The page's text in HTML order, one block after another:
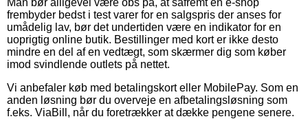
frembyder bedst i test varer for en salgspris der anses for
umådelig lav, bør det undertiden være en indikator for en
uoprigtig online butik. Bestillinger med kort er ikke desto
mindre en del af en vedtægt, som skærmer dig som køber
imod svindlende outlets på nettet.
Vi anbefaler køb med betalingskort eller MobilePay. Som en
anden løsning bør du overveje en afbetalingsløsning som
f.eks. ViaBill, når du foretrækker at dække pengene senere.